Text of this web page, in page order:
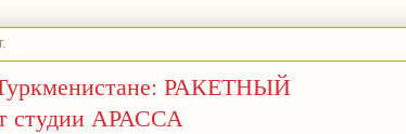
Туркменистане: РАКЕТНЫЙ
АРАССА